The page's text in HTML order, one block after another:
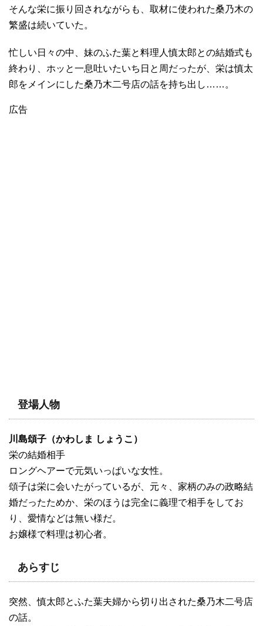
そんな栄に振り回されながらも、取材に使われた桑乃木の
繁盛は続いていた。
忙しい日々の中、妹のふた葉と料理人慎太郎との結婚式も
終わり、ホッと一息吐いたいち日と周だったが、栄は慎太
郎をメインにした桑乃木二号店の話を持ち出し……。
広告
登場人物
川島頌子（かわしま しょうこ）
栄の結婚相手
ロングヘアーで元気いっぱいな女性。
頌子は栄に会いたがっているが、元々、家柄のみの政略結
婚だったためか、栄のほうは完全に義理で相手をしてお
り、愛情などは無い様だ。
お嬢様で料理は初心者。
あらすじ
突然、慎太郎とふた葉夫婦から切り出された桑乃木二号店
の話。